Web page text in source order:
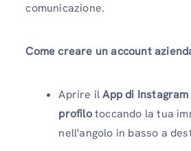
comunicazione.
Come creare un account
Aprire ilApp di Instagram
profilotoccando la tua
nell'angolo in basso a